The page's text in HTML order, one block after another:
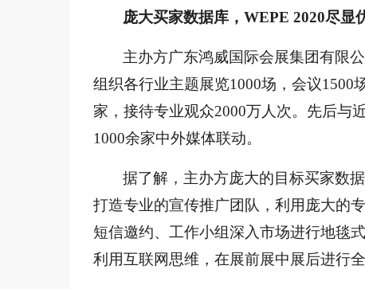
庞大买家数据库， WEPE 2020尽显
主办方广东鸿威国际会展集团有限
组织各行业主题展览1000场，会议1500
家，接待专业观众2000万人次。先后与
1000余家中外媒体联动。
据了解，主办方庞大的目标买家数
打造专业的宣传推广团队，利用庞大的
短信邀约、工作小组深入市场进行地毯
利用互联网思维，在展前展中展后进行